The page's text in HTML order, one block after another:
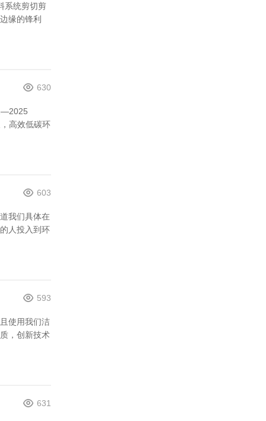
系统剪切剪
缘的锋利
630
高效低碳环
603
我们具体在
人投入到环
593
使用我们洁
，创新技术
631